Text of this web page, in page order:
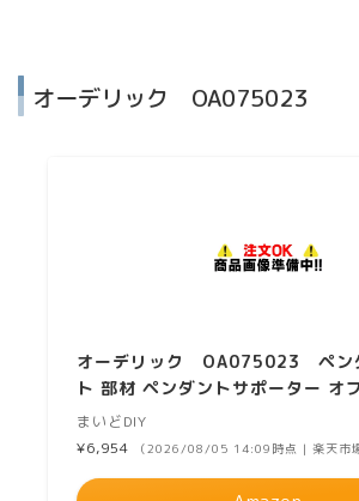
オーデリック OA075023
オーデリック OA075023 ペン
ト 部材 ペンダントサポーター オ
まいどDIY
¥6,954
（2026/08/05 14:09時点 | 楽天市場